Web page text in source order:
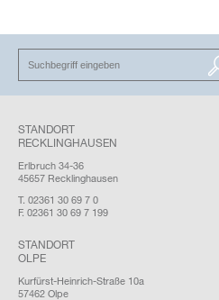
SUCHEN
STANDORT
RECKLINGHAUSEN
Erlbruch 34-36
45657 Recklinghausen
T. 02361 30 69 7 0
F. 02361 30 69 7 199
STANDORT
OLPE
Kurfürst-Heinrich-Straße 10a
57462 Olpe